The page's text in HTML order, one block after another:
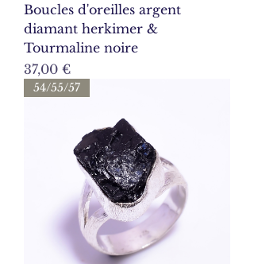
Boucles d'oreilles argent
diamant herkimer &
Tourmaline noire
Prix
37,00 €
54/55/57